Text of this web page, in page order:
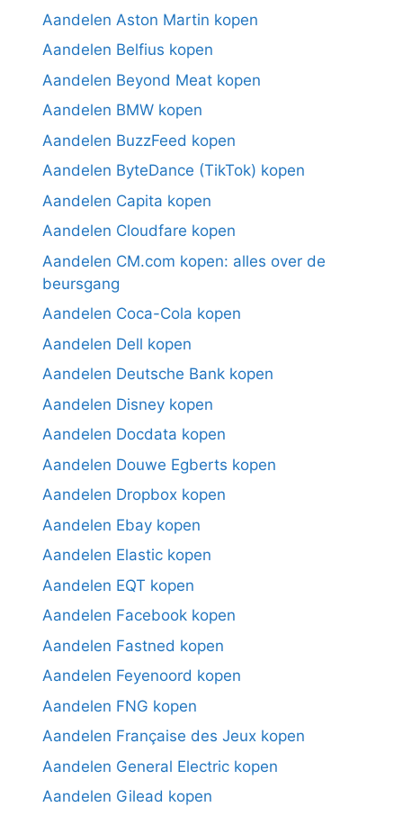
Aandelen Aston Martin kopen
Aandelen Belfius kopen
Aandelen Beyond Meat kopen
Aandelen BMW kopen
Aandelen BuzzFeed kopen
Aandelen ByteDance (TikTok) kopen
Aandelen Capita kopen
Aandelen Cloudfare kopen
Aandelen CM.com kopen: alles over de
beursgang
Aandelen Coca-Cola kopen
Aandelen Dell kopen
Aandelen Deutsche Bank kopen
Aandelen Disney kopen
Aandelen Docdata kopen
Aandelen Douwe Egberts kopen
Aandelen Dropbox kopen
Aandelen Ebay kopen
Aandelen Elastic kopen
Aandelen EQT kopen
Aandelen Facebook kopen
Aandelen Fastned kopen
Aandelen Feyenoord kopen
Aandelen FNG kopen
Aandelen Française des Jeux kopen
Aandelen General Electric kopen
Aandelen Gilead kopen